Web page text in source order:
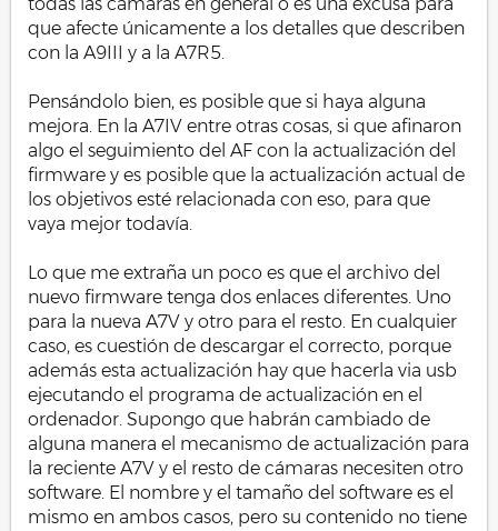
todas las cámaras en general o es una excusa para
que afecte únicamente a los detalles que describen
con la A9III y a la A7R5.
Pensándolo bien, es posible que si haya alguna
mejora. En la A7IV entre otras cosas, si que afinaron
algo el seguimiento del AF con la actualización del
firmware y es posible que la actualización actual de
los objetivos esté relacionada con eso, para que
vaya mejor todavía.
Lo que me extraña un poco es que el archivo del
nuevo firmware tenga dos enlaces diferentes. Uno
para la nueva A7V y otro para el resto. En cualquier
caso, es cuestión de descargar el correcto, porque
además esta actualización hay que hacerla via usb
ejecutando el programa de actualización en el
ordenador. Supongo que habrán cambiado de
alguna manera el mecanismo de actualización para
la reciente A7V y el resto de cámaras necesiten otro
software. El nombre y el tamaño del software es el
mismo en ambos casos, pero su contenido no tiene